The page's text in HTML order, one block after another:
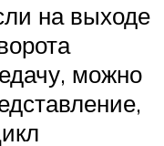
на выходе
можно